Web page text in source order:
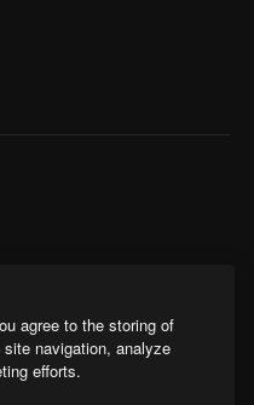
agree to the storing of
navigation, analyze
efforts.